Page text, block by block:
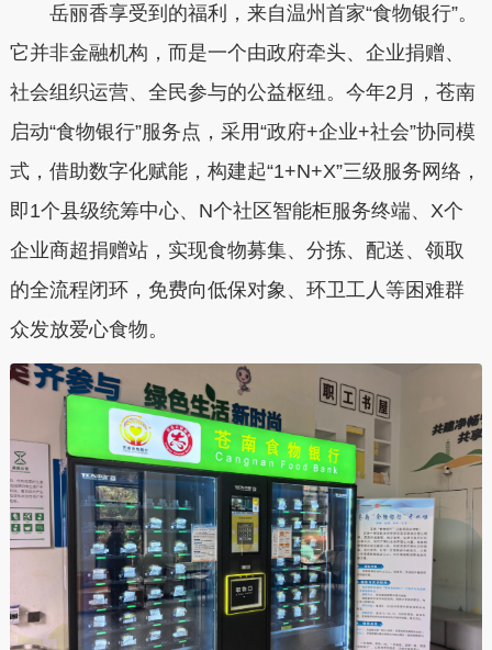
岳丽香享受到的福利，来自温州首家“食物银行”。
它并非金融机构，而是一个由政府牵头、企业捐赠、
社会组织运营、全民参与的公益枢纽。今年2月，苍南
启动“食物银行”服务点，采用“政府+企业+社会”协同模
式，借助数字化赋能，构建起“1+N+X”三级服务网络，
即1个县级统筹中心、N个社区智能柜服务终端、X个
企业商超捐赠站，实现食物募集、分拣、配送、领取
的全流程闭环，免费向低保对象、环卫工人等困难群
众发放爱心食物。